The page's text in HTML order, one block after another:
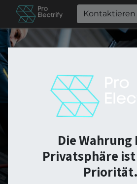
Kontaktieren
Online
Die
Privatsphäre
Priorität.